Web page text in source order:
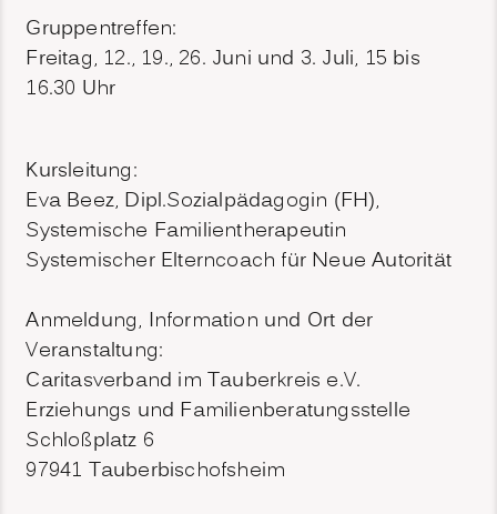
Gruppentreffen:
Freitag, 12., 19., 26. Juni und 3. Juli, 15 bis
16.30 Uhr
Kursleitung:
Eva Beez, Dipl.Sozialpädagogin (FH),
Systemische Familientherapeutin
Systemischer Elterncoach für Neue Autorität
Anmeldung, Information und Ort der
Veranstaltung:
Caritasverband im Tauberkreis e.V.
Erziehungs und Familienberatungsstelle
Schloßplatz 6
97941 Tauberbischofsheim